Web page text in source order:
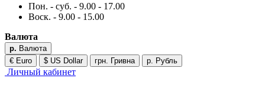
Пон. - суб. - 9.00 - 17.00
Воск. - 9.00 - 15.00
Валюта
р. Валюта
€ Euro
$ US Dollar грн. Гривна р. Рубль
Личный кабинет